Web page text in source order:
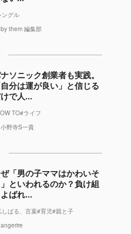
ングル
them 編集部
ソニック創業者も実践。
自分は運が良い」と信じる
で人...
TO#ライフ
野寺S一貴
「男の子ママはかわいそ
といわれるのか？負け組
ばれ...
しばる、言葉#育児#親と子